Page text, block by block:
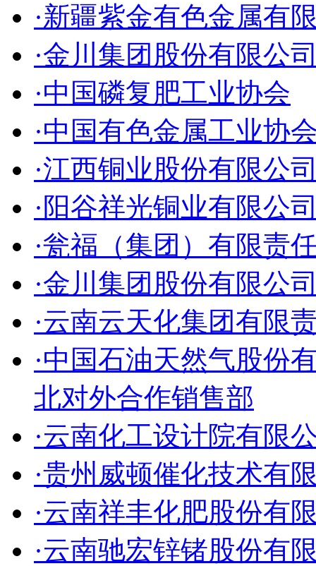
·新疆紫金有色金属有
·金川集团股份有限公
·中国磷复肥工业协会
·中国有色金属工业协
·江西铜业股份有限公
·阳谷祥光铜业有限公
·瓮福（集团）有限责
·金川集团股份有限公
·云南云天化集团有限
·中国石油天然气股份
北对外合作销售部
·云南化工设计院有限
·贵州威顿催化技术有
·云南祥丰化肥股份有
·云南驰宏锌锗股份有